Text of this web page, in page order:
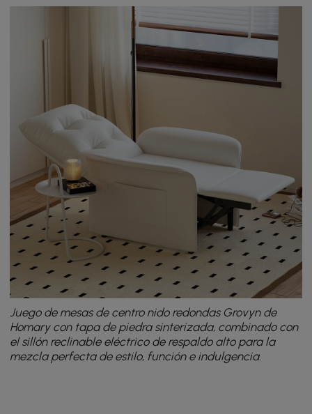
Juego de mesas de centro nido redondas Grovyn de
Homary con tapa de piedra sinterizada, combinado con
el sillón reclinable eléctrico de respaldo alto para la
mezcla perfecta de estilo, función e indulgencia.